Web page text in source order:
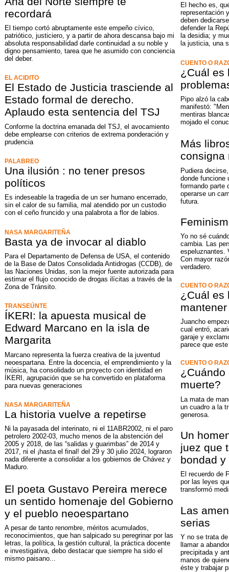
recordará
El tiempo cortó abruptamente este empeño cívico,
patriótico, justiciero, y a partir de ahora descansa bajo mi
absoluta responsabilidad darle continuidad a su noble y
digno pensamiento, tarea que he asumido con conciencia
del deber.
EL ACIDITO
El Estado de Justicia trasciende al
Estado formal de derecho.
Aplaudo esta sentencia del TSJ
Conforme la doctrina emanada del TSJ, el avocamiento
debe emplearse con criterios de extrema ponderación y
prudencia
PALABREO
Una ilusión : no tener presos
políticos
Es indeseable la tragedia de un ser humano encerrado,
sin el calor de su familia, mal atendido por un custodio
con el ceño fruncido y una palabrota a flor de labios.
NASA MARGARITEÑA
Basta ya de invocar al diablo
Para el Departamento de Defensa de USA, el contenido
de la Base de Datos Consolidada Antidrogas (CCDB), de
las Naciones Unidas, son la mejor fuente autorizada para
estimar el flujo conocido de drogas ilícitas a través de la
Zona de Tránsito.
TRANSEÚNTE
ÍKERI: la apuesta musical de
Edward Marcano en la isla de
Margarita
Marcano representa la fuerza creativa de la juventud
neoespartana. Entre la docencia, el emprendimiento y la
música, ha consolidado un proyecto con identidad en
ÍKERI, agrupación que se ha convertido en plataforma
para nuevas generaciones
NASA MARGARITEÑA
La historia vuelve a repetirse
Ni la payasada del interinato, ni el 11ABR2002, ni el paro
petrolero 2002-03, mucho menos de la abstención del
2005 y 2018, de las “salidas y guarimbas” de 2014 y
2017, ni el ¡hasta el final! del 29 y 30 julio 2024, lograron
nada diferente a consolidar a los gobiernos de Chávez y
Maduro.
El poeta Gustavo Pereira merece
un sentido homenaje del Gobierno
y el pueblo neoespartano
A pesar de tanto renombre, méritos acumulados,
reconocimientos, que han salpicado su peregrinar por las
letras, la política, la gestión cultural, la práctica docente
e investigativa, debo destacar que siempre ha sido el
mismo paisano...
El hecho es,
representación
deben
defender la
la desidia; y
la justicia, una
CUENTO O
¿Cuál es
Pipo alzó la
manifestó:
mentiras
mojado el
Más
consigna
Pudiera
donde funcione
formando parte
operarse un
futura.
Yo no sé
cambia. Las
espeluznantes.
Con mayor
verdadero.
CUENTO O
¿Cuál es
Juancho
cual entró,
garaje y
parece que
CUENTO O
¿Cuándo
muerte?
La mata de
un cuadro a la
generosa.
Un
juez que
bondad
El recuerdo de
por las leyes
transformó
Las
serias
Y no se trata
llamar a
precipitada y
manos de
éste y trabajar